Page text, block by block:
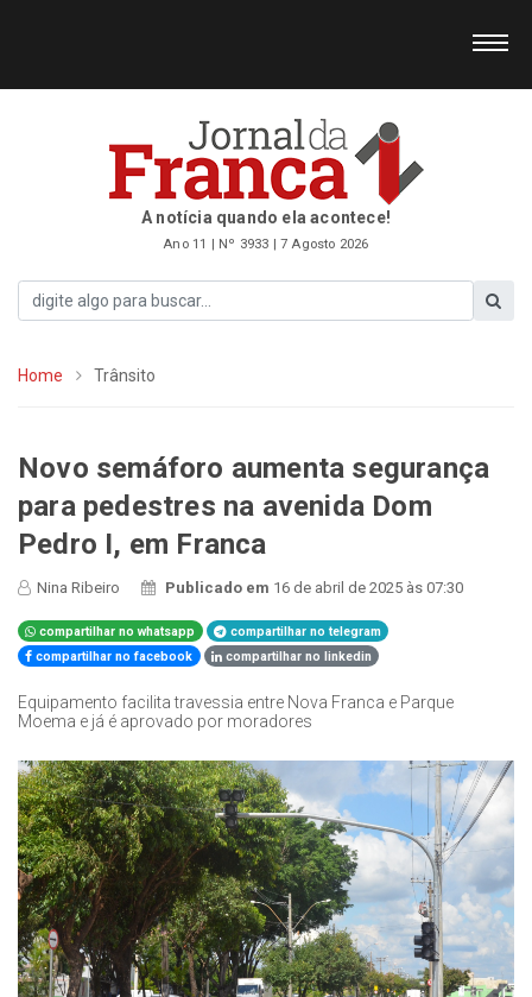
A notícia quando ela acontece!
Ano 11 | Nº 3933 | 7 Agosto 2026
Home Trânsito
Novo semáforo aumenta segurança
para pedestres na avenida Dom
Pedro I, em Franca
Nina Ribeiro Publicado em 16 de abril de 2025 às 07:30
compartilhar no whatsapp
compartilhar no telegram
compartilhar no facebook
compartilhar no linkedin
Equipamento facilita travessia entre Nova Franca e Parque
Moema e já é aprovado por moradores